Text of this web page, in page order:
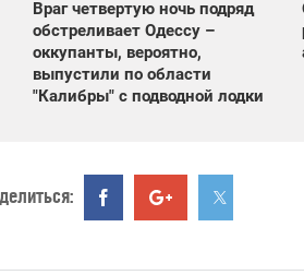
Враг четвертую ночь подряд
обстреливает Одессу –
оккупанты, вероятно,
выпустили по области
"Калибры" с подводной лодки